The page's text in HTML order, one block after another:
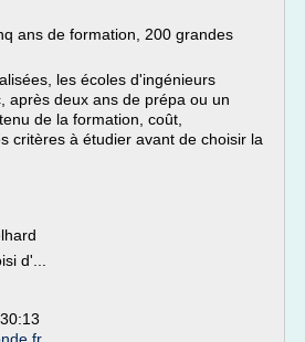
ans de formation, 200 grandes
les écoles d'ingénieurs
après deux ans de prépa ou un
de la formation, coût,
critères à étudier avant de choisir la
d'...